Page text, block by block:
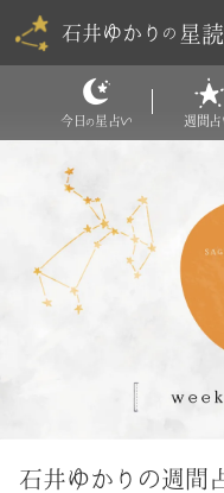
石井ゆかり の 星
今日の 星占い 週間占
石井ゆかりの週間